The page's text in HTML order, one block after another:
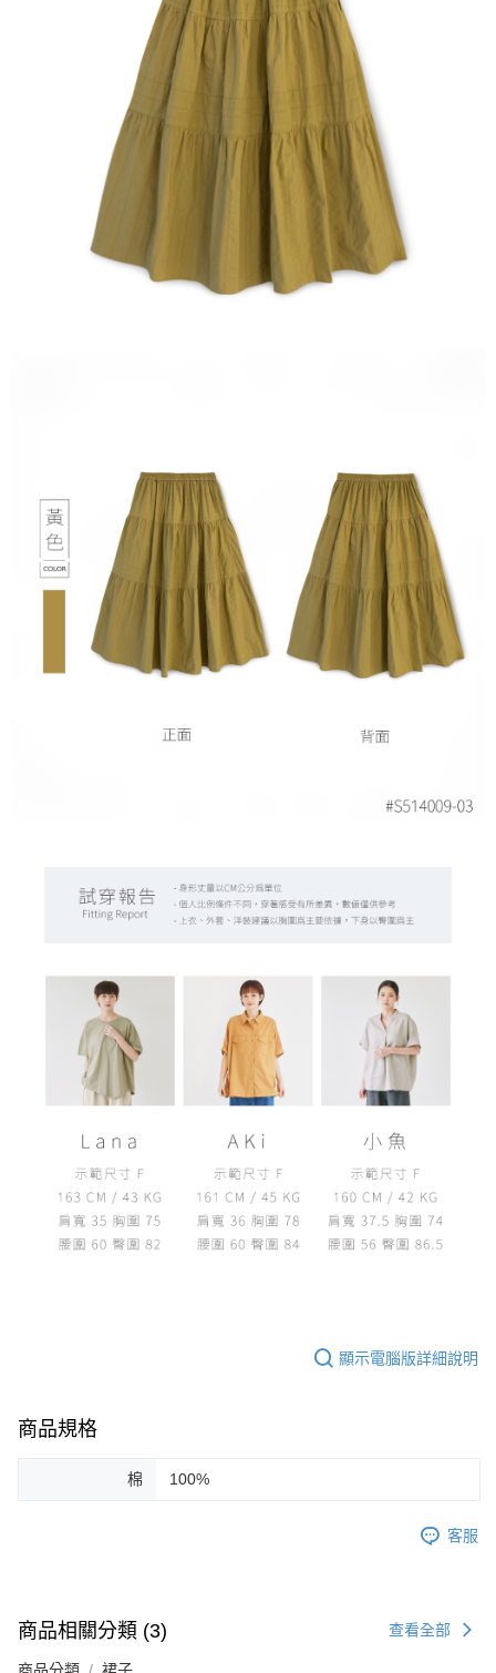
顯示電腦版詳細說明
商品規格
棉 100%
客服
商品相關分類 (3) 查看全部